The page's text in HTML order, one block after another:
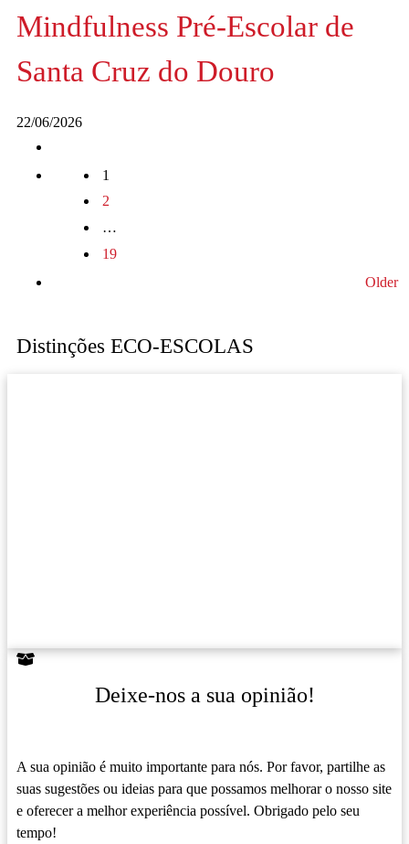
Mindfulness Pré-Escolar de
Santa Cruz do Douro
22/06/2026
Posts
navigation
1
2
…
19
Older
Older
Distinções ECO-ESCOLAS
Deixe-nos a sua opinião!
A sua opinião é muito importante para nós. Por favor, partilhe as
suas sugestões ou ideias para que possamos melhorar o nosso site
e oferecer a melhor experiência possível. Obrigado pelo seu
tempo!